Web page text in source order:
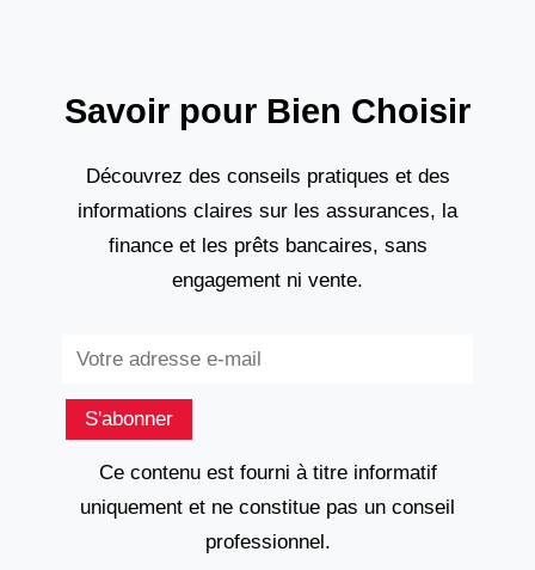
Savoir pour Bien Choisir
Découvrez des conseils pratiques et des
informations claires sur les assurances, la
finance et les prêts bancaires, sans
engagement ni vente.
S'abonner
Ce contenu est fourni à titre informatif
uniquement et ne constitue pas un conseil
professionnel.